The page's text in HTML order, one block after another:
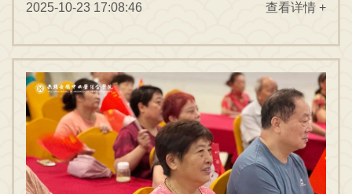
2025-10-23 17:08:46 查看详情 +